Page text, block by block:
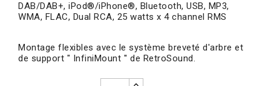
DAB/DAB+, iPod®/iPhone®, Bluetooth, USB, MP3,
WMA, FLAC, Dual RCA, 25 watts x 4 channel RMS
Montage flexibles avec le système breveté d'arbre et
de support " InfiniMount '' de RetroSound.